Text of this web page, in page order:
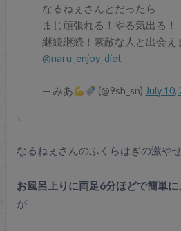
なるねぇさんとだったら
まじ頑張れる！やる気出る！
継続継続！素敵な人と出会え
@naru_enjoy_diet
— みあ (@9sh_sn) July 10,
なるねぇさんのふくらはぎの激や
お風呂上りに両足6分ほどで簡単
が